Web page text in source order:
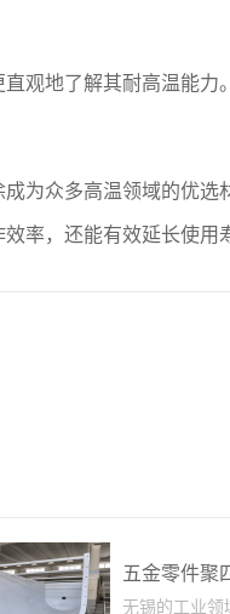
观地了解其耐高温能力
为众多高温领域的优选
率，还能有效延长使用
五金零件聚
无锡的工业领